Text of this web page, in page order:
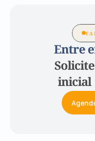
Entre
inicial